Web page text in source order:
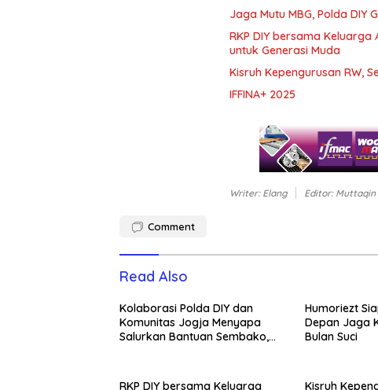
Jaga Mutu MBG, Polda DIY
RKP DIY bersama Keluarga
untuk Generasi Muda
Kisruh Kepengurusan RW,
IFFINA+ 2025
Writer: Elang Editor: Muttaqin
Comment
Read Also
Kolaborasi Polda DIY dan
Komunitas Jogja Menyapa
Salurkan Bantuan Sembako,
Humoriezt
Depan Jaga
Bulan Suci
RKP DIY bersama Keluarga Kisruh